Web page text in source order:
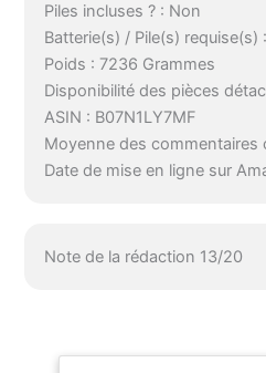
Piles incluses ? : Non
Batterie(s) / Pile(s) requise(s)
Poids : 7236 Grammes
Disponibilité des pièces
ASIN : B07N1LY7MF
Moyenne des commentaires
Date de mise en ligne sur
Note de la rédaction 13/20